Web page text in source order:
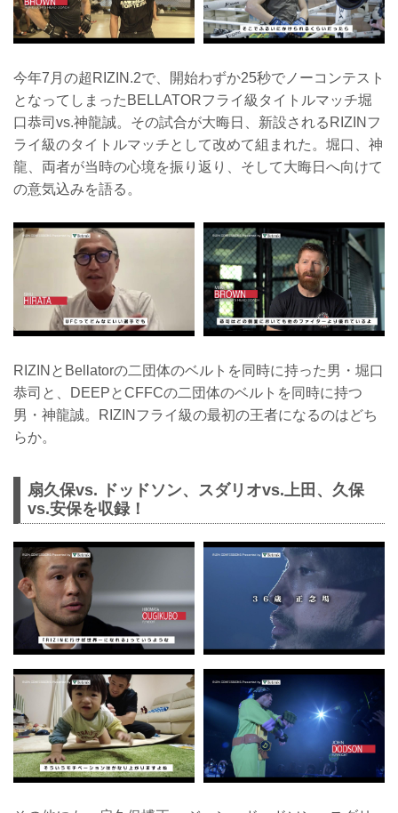
今年7月の超RIZIN.2で、開始わずか25秒でノーコンテスト
となってしまったBELLATORフライ級タイトルマッチ堀
口恭司vs.神龍誠。その試合が大晦日、新設されるRIZINフ
ライ級のタイトルマッチとして改めて組まれた。堀口、神
龍、両者が当時の心境を振り返り、そして大晦日へ向けて
の意気込みを語る。
RIZINとBellatorの二団体のベルトを同時に持った男・堀口
恭司と、DEEPとCFFCの二団体のベルトを同時に持つ
男・神龍誠。RIZINフライ級の最初の王者になるのはどち
らか。
扇久保vs. ドッドソン、スダリオvs.上田、久保
vs.安保を収録！